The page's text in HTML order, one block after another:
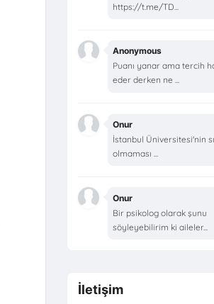
https://t.me/TD...
Anonymous
Puanı yanar ama tercih
eder derken ne ...
Onur
İstanbul Üniversitesi'nin
olmaması ...
Onur
Bir psikolog olarak şunu
söyleyebilirim ki aileler...
İletişim